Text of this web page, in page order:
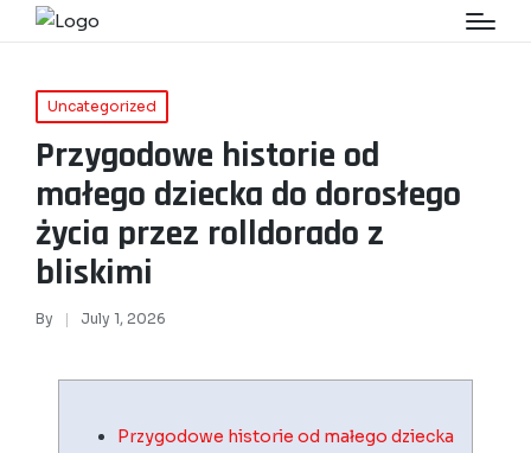
Uncategorized
Przygodowe historie od
małego dziecka do dorosłego
życia przez rolldorado z
bliskimi
By July 1, 2026
Przygodowe historie od małego dziecka